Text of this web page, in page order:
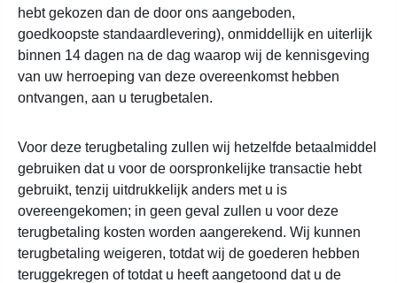
hebt gekozen dan de door ons aangeboden,
goedkoopste standaardlevering), onmiddellijk en uiterlijk
binnen 14 dagen na de dag waarop wij de kennisgeving
van uw herroeping van deze overeenkomst hebben
ontvangen, aan u terugbetalen.
Voor deze terugbetaling zullen wij hetzelfde betaalmiddel
gebruiken dat u voor de oorspronkelijke transactie hebt
gebruikt, tenzij uitdrukkelijk anders met u is
overeengekomen; in geen geval zullen u voor deze
terugbetaling kosten worden aangerekend. Wij kunnen
terugbetaling weigeren, totdat wij de goederen hebben
teruggekregen of totdat u heeft aangetoond dat u de